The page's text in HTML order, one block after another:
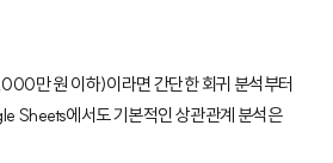
만 원 이하)이라면 간단한 회귀 분석부터
Sheets에서도 기본적인 상관관계 분석은